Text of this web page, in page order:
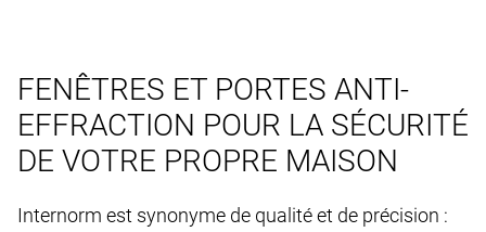
FENÊTRES ET PORTES ANTI-
EFFRACTION POUR LA SÉCURITÉ
DE VOTRE PROPRE MAISON
Internorm est synonyme de qualité et de précision :